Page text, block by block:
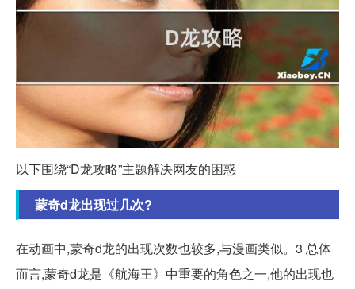
以下围绕“D龙攻略”主题解决网友的困惑
蒙奇d龙出现过几次?
在动画中,蒙奇d龙的出现次数也较多,与漫画类似。3 总体
而言,蒙奇d龙是《航海王》中重要的角色之一,他的出现也